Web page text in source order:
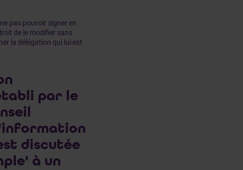
pas pouvoir signer en
de le modifier sans
la délégation qui lui est
par le
discutée
à un